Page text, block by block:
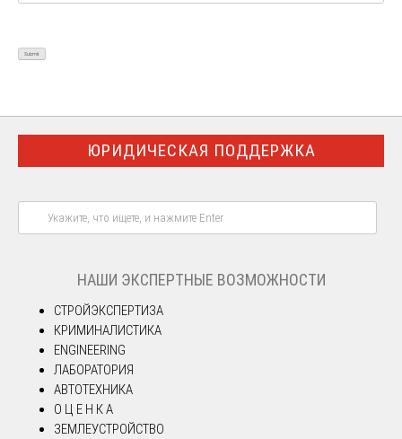
ЮРИДИЧЕСКАЯ ПОДДЕРЖКА
НАШИ ЭКСПЕРТНЫЕ ВОЗМОЖНОСТИ
СТРОЙЭКСПЕРТИЗА
КРИМИНАЛИСТИКА
ENGINEERING
ЛАБОРАТОРИЯ
АВТОТЕХНИКА
О Ц Е Н К А
ЗЕМЛЕУСТРОЙСТВО